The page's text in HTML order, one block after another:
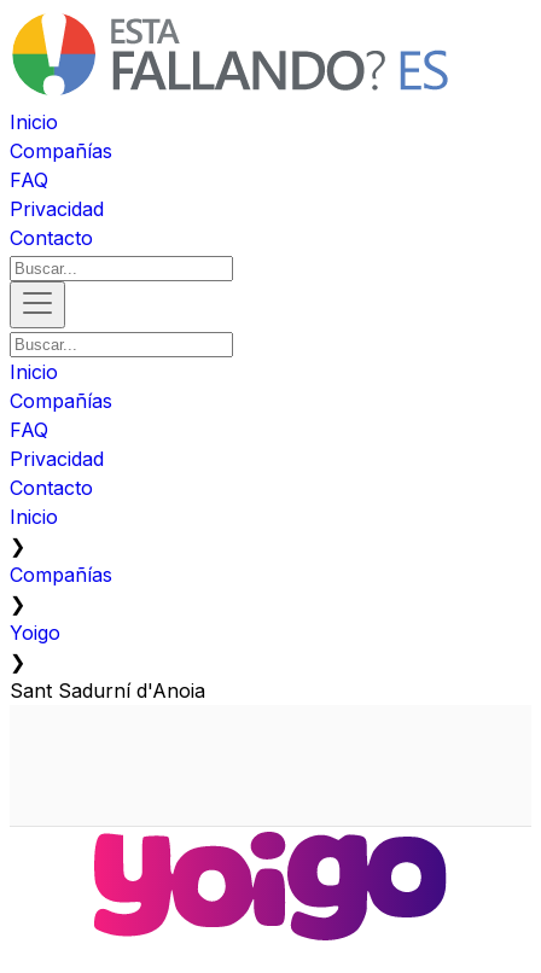
Inicio
Compañías
FAQ
Privacidad
Contacto
Inicio
Compañías
FAQ
Privacidad
Contacto
Inicio
❯
Compañías
❯
Yoigo
❯
Sant Sadurní d'Anoia